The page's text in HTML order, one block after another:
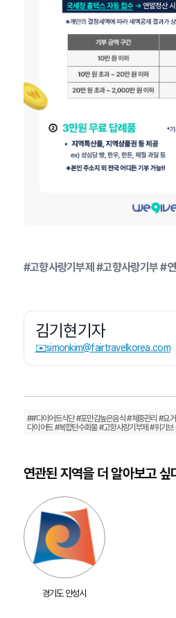
#고향사랑기부제 #고향사랑기부 #
김기현기자
✉️simonkim@fairtravelkorea.com
##다이어트식단 #포만감높은음식 #체중관리 #요
다이어트 #복합탄수화물 #고향사랑기부제 #위기브
연관된 지역을 더 알아보고 싶
경기도 안성시